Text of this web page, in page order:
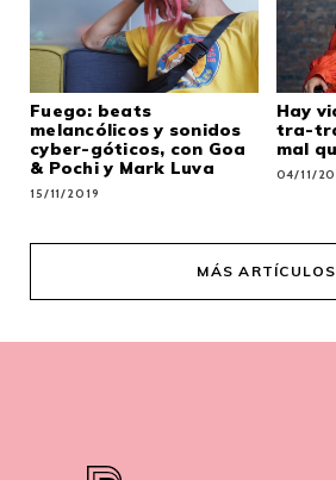
Fuego: beats
melancólicos y sonidos
cyber-góticos, con Goa
& Pochi y Mark Luva
15/11/2019
Hay
tra-
mal
04/11/
MÁS ARTÍCULOS